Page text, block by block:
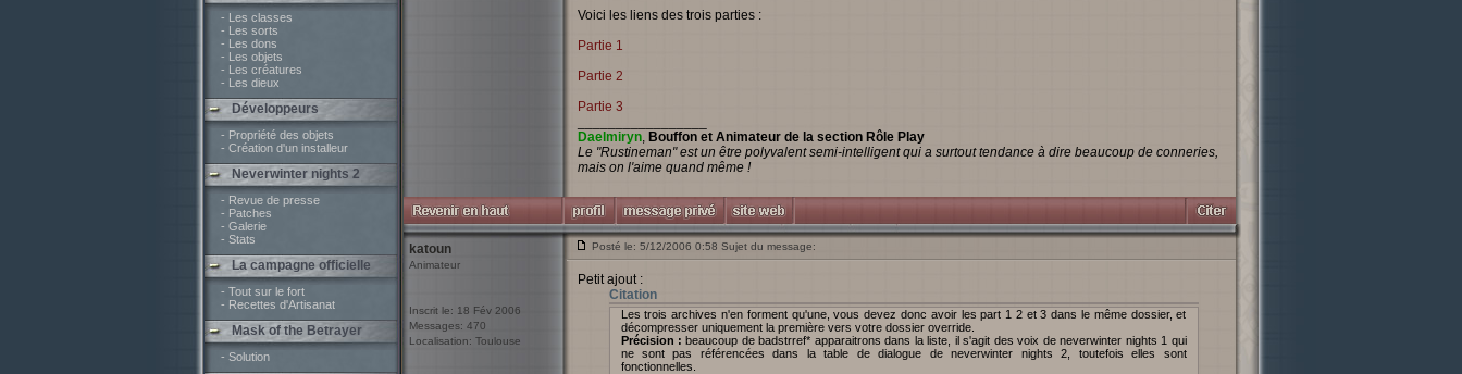
- Les classes
- Les sorts
- Les dons
- Les objets
- Les créatures
- Les dieux
Développeurs
- Propriété des objets
- Création d'un installeur
Neverwinter nights 2
- Revue de presse
- Patches
- Galerie
- Stats
La campagne officielle
- Tout sur le fort
- Recettes d'Artisanat
Mask of the Betrayer
- Solution
Voici les liens des trois parties :
Partie 1
Partie 2
Partie 3
Daelmiryn, Bouffon et Animateur de la section Rôle Play
Le "Rustineman" est un être polyvalent semi-intelligent qui a surtout tendance à dire beaucoup de conneries,
mais on l'aime quand même !
katoun
Animateur
Inscrit le: 18 Fév 2006
Messages: 470
Localisation: Toulouse
Posté le: 5/12/2006 0:58 Sujet du message:
Petit ajout :
Citation
Les trois archives n'en forment qu'une, vous devez donc avoir les part 1 2 et 3 dans le même dossier, et
décompresser uniquement la première vers votre dossier override.
Précision :beaucoup de badstrref* apparaitrons dans la liste, il s'agit des voix de neverwinter nights 1 qui
ne sont pas référencées dans la table de dialogue de neverwinter nights 2, toutefois elles sont
fonctionnelles.